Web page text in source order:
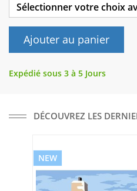
Sélectionner votre choix
Ajouter au panier
Expédié sous 3 à 5 Jours
DÉCOUVREZ LES
NEW